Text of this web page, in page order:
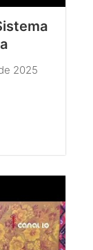
2025